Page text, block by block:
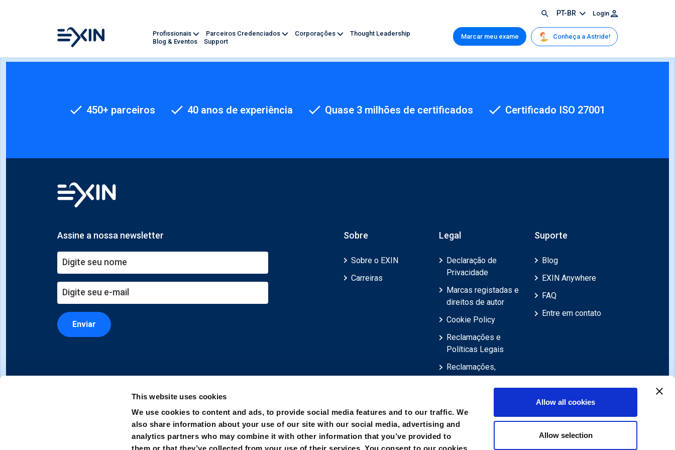
This website uses cookies
We use cookies to content and ads, to provide social media features and to our traffic. We
also share information about your use of our site with our social media, advertising and
analytics partners who may combine it with other information that you’ve provided to
Allow all cookies
Allow selection
PT-BR Login
Profissionais Parceiros Credenciados Corporações
Thought Leadership
Blog & Eventos
Support
Marcar meu exame Conheça a Astride!
450+ parceiros 40 anos de experiência Quase 3 milhões de certificados Certificado ISO 27001
Assine a nossa newsletter
Enviar
Sobre
Sobre o EXIN
Carreiras
Legal
Declaração de
Privacidade
Marcas registadas e
direitos de autor
Cookie Policy
Reclamações e
Políticas Legais
Reclamações,
Declaração de
exoneração de
responsabilidade
Suporte
Blog
EXIN Anywhere
FAQ
Entre em contato